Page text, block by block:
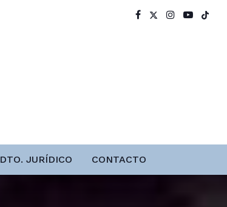
DTO. JURÍDICO CONTACTO